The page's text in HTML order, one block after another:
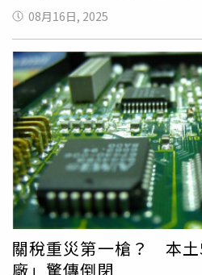
億元，因為有與日本技術合作，
發、生產與銷售，產品包括電子
棒，錫球、錫粉、銲錫絲、銲錫
劑、稀釋劑，甚至半導體相關材
封裝用環氧樹脂等，在桃園與中
美、日本、中國大陸與東南亞國
在5月時提到，中國政府將推出
塑化、銅鎳等原物料需求，預期
球運輸成本上升，地緣政治緊張
球自由貿易流通，導致民生用品
20%。5月21日時，也發聲明表
任何合作夥伴，亦未授權任何
何商業活動。如各界接獲自稱與
個人所發出之訊息，均屬不實。
08月16日, 2025
關稅重災第一槍？ 本土
廠」驚傳倒閉